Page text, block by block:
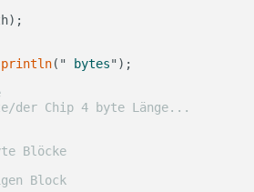
(" bytes
der Chip 4 byte Länge...
Blöcke
Block